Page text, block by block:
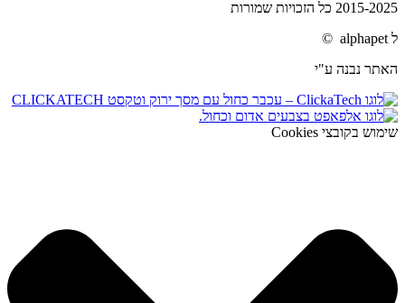
2015-2025 כל הזכויות שמורות
ל alphapet ©
האתר נבנה ע"י
שימוש בקובצי Cookies